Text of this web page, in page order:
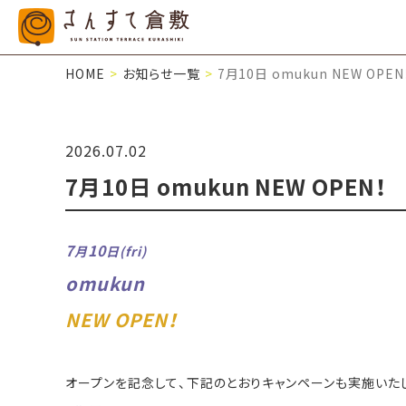
HOME お知らせ一覧 7月10日 omukun NEW OPEN
2026.07.02
7月10日 omukun NEW OPEN！
7月10日(fri)
omukun
NEW OPEN！
オープンを記念して、下記のとおりキャンペーンも実施いた